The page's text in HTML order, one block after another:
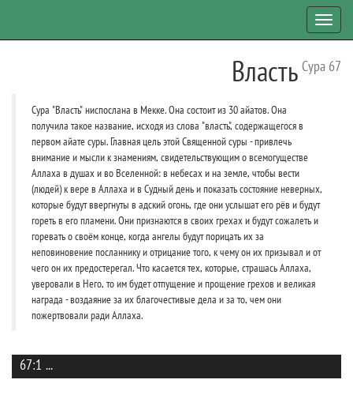
Власть Сура 67
Сура "Власть" ниспослана в Мекке. Она состоит из 30 айатов. Она
получила такое название, исходя из слова "власть", содержащегося в
первом айате суры. Главная цель этой Священной суры - привлечь
внимание и мысли к знамениям, свидетельствующим о всемогуществе
Аллаха в душах и во Вселенной: в небесах и на земле, чтобы вести
(людей) к вере в Аллаха и в Судный день и показать состояние неверных,
которые будут ввергнуты в адский огонь, где они услышат его рёв и будут
гореть в его пламени. Они признаются в своих грехах и будут сожалеть и
горевать о своём конце, когда ангелы будут порицать их за
неповиновение посланнику и отрицание того, к чему он их призывал и от
чего он их предостерегал. Что касается тех, которые, страшась Аллаха,
уверовали в Него, то им будет отпущение и прощение грехов и великая
награда - воздаяние за их благочестивые дела и за то, чем они
пожертвовали ради Аллаха.
67:1 ...